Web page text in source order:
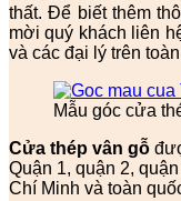
thất. Để biết thêm
mời quý khách liên
và các đại lý trên
Mẫu góc cửa
Cửa thép vân gỗ
Quận 1, quận 2,
Chí Minh và toàn